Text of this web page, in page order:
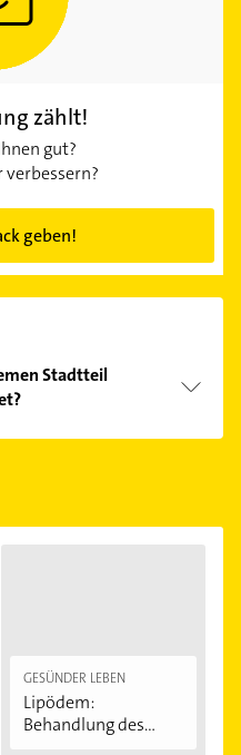
zählt!
gut?
geben!
Stadtteil
alleÖffnungszeiten.
GESÜNDER LEBEN
Lipödem:
Behandlung des